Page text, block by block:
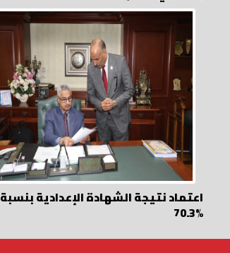
اعتماد نتيجة الشهادة الإعدادية بنسبة
70.3%